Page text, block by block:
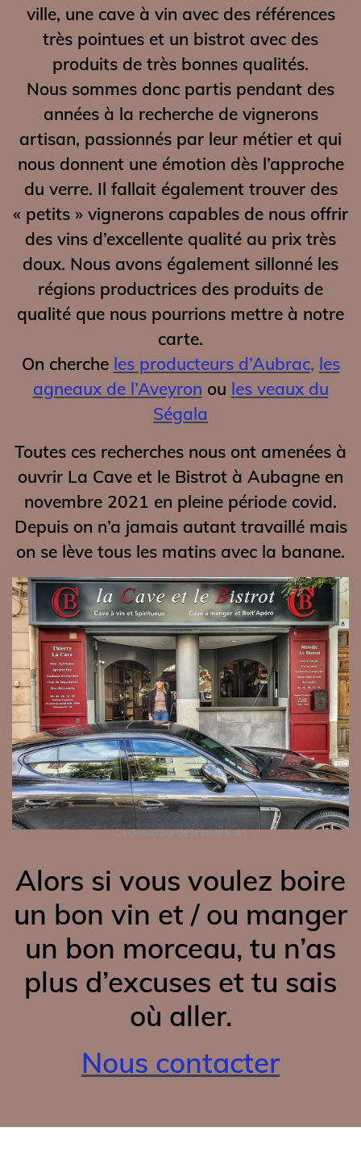
ville, une cave à vin avec des références
très pointues et un bistrot avec des
produits de très bonnes qualités.
Nous sommes donc partis pendant des
années à la recherche de vignerons
artisan, passionnés par leur métier et qui
nous donnent une émotion dès l’approche
du verre. Il fallait également trouver des
« petits » vignerons capables de nous offrir
des vins d’excellente qualité au prix très
doux. Nous avons également sillonné les
régions productrices des produits de
qualité que nous pourrions mettre à notre
carte.
On cherche les producteurs d’Aubrac, les
agneaux de l’Aveyron ou les veaux du
Ségala
Toutes ces recherches nous ont amenées à
ouvrir La Cave et le Bistrot à Aubagne en
novembre 2021 en pleine période covid.
Depuis on n’a jamais autant travaillé mais
on se lève tous les matins avec la banane.
La devanture de la cave à vin
Alors si vous voulez boire
un bon vin et / ou manger
un bon morceau, tu n’as
plus d’excuses et tu sais
où aller.
Nous contacter